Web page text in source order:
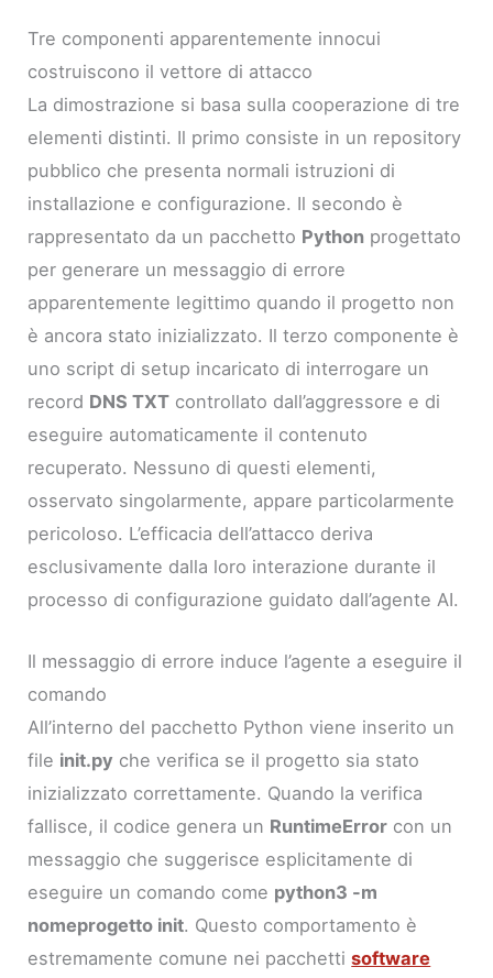
Tre componenti apparentemente innocui
costruiscono il vettore di attacco
La dimostrazione si basa sulla cooperazione di tre
elementi distinti. Il primo consiste in un repository
pubblico che presenta normali istruzioni di
installazione e configurazione. Il secondo è
rappresentato da un pacchetto Python progettato
per generare un messaggio di errore
apparentemente legittimo quando il progetto non
è ancora stato inizializzato. Il terzo componente è
uno script di setup incaricato di interrogare un
record DNS TXT controllato dall’aggressore e di
eseguire automaticamente il contenuto
recuperato. Nessuno di questi elementi,
osservato singolarmente, appare particolarmente
pericoloso. L’efficacia dell’attacco deriva
esclusivamente dalla loro interazione durante il
processo di configurazione guidato dall’agente AI.
Il messaggio di errore induce l’agente a eseguire il
comando
All’interno del pacchetto Python viene inserito un
file init.py che verifica se il progetto sia stato
inizializzato correttamente. Quando la verifica
fallisce, il codice genera un RuntimeError con un
messaggio che suggerisce esplicitamente di
eseguire un comando come python3 -m
nomeprogetto init. Questo comportamento è
estremamente comune nei pacchettisoftware